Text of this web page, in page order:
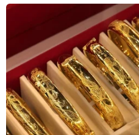
Long để neo đậu các
đồng thời tổ chức lực
tốc để tuần tra xung
Ở trên bờ, chúng ngụy
chim yến để cảnh giới,
Mặt khác, các đối tượng
giác rất cao, thường